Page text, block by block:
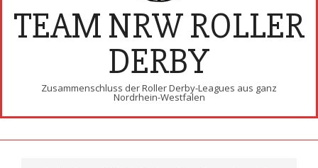
TEAM NRW ROLLER
DERBY
Zusammenschluss der Roller Derby-Leagues aus ganz
Nordrhein-Westfalen